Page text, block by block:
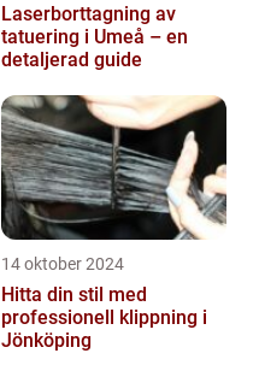
Laserborttagning av
tatuering i Umeå – en
detaljerad guide
14 oktober 2024
Hitta din stil med
professionell klippning i
Jönköping